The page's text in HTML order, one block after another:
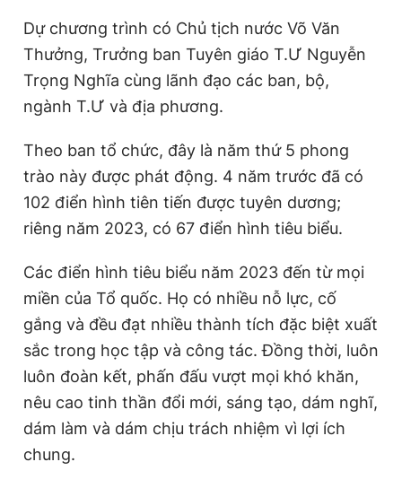
© 2003-2026 Bản quyền thuộc về Báo Thanh Niên. Cấm sao
chép dưới mọi hình thức nếu không có sự chấp thuận bằng văn
bản. Phát triển bởi ePi Technologies, JSC.
Dự chương trình có Chủ tịch nước Võ Văn
Thưởng, Trưởng ban Tuyên giáo T.Ư Nguyễn
Trọng Nghĩa cùng lãnh đạo các ban, bộ,
ngành T.Ư và địa phương.
Theo ban tổ chức, đây là năm thứ 5 phong
trào này được phát động. 4 năm trước đã có
102 điển hình tiên tiến được tuyên dương;
riêng năm 2023, có 67 điển hình tiêu biểu.
Các điển hình tiêu biểu năm 2023 đến từ mọi
miền của Tổ quốc. Họ có nhiều nỗ lực, cố
gắng và đều đạt nhiều thành tích đặc biệt xuất
sắc trong học tập và công tác. Đồng thời, luôn
luôn đoàn kết, phấn đấu vượt mọi khó khăn,
nêu cao tinh thần đổi mới, sáng tạo, dám nghĩ,
dám làm và dám chịu trách nhiệm vì lợi ích
chung.